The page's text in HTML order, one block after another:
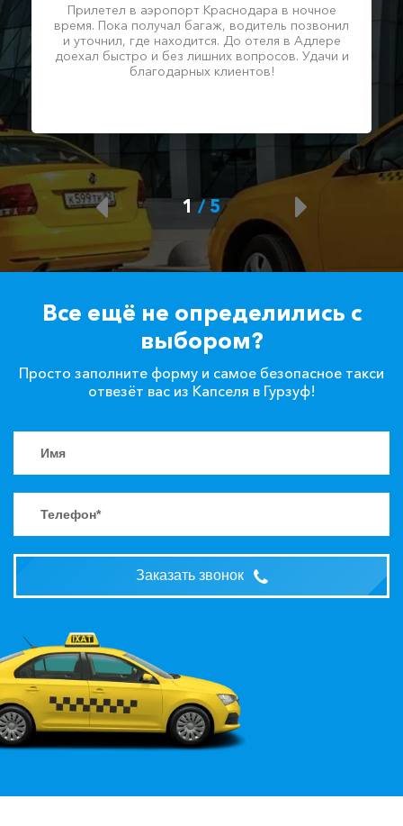
Прилетел в аэропорт Краснодара в ночное
время. Пока получал багаж, водитель позвонил
и уточнил, где находится. До отеля в Адлере
доехал быстро и без лишних вопросов. Удачи и
благодарных клиентов!
1/ 5
Все ещё не определились с
выбором?
Просто заполните форму и самое безопасное такси
отвезёт вас из Капселя в Гурзуф!
Заказать звонок